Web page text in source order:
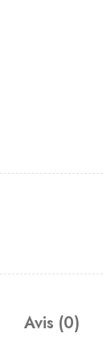
Avis (0)